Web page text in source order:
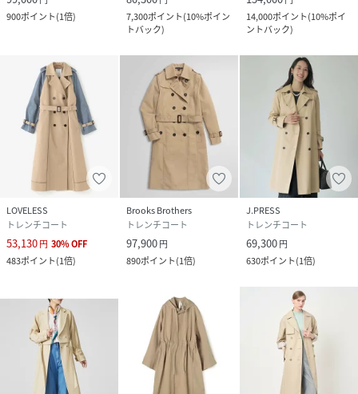
※その他の予約商品、通常商品との同時決済はできません。
※入荷状況により、お届け予定が前後する場合があります。
※追加生産商品は、一部の店舗、通販で販売中の場合がござ
います。予めご了承下さい。
※商品を使用前に、タグ等に記載されている「取り扱い上の
注意書き」
「洗濯表示」を必ずご確認ください。
※商品に不良が無い場合、包装紙および箱の彼損がございま
しても発送いたします。
あらかじめご了承ください。
性別タイプ レディース
素材 表地 コットン100% 裏地 キュプラ100%
サイズ
クリーニング ドライクリーニング
900ポイント(1倍)
7,300ポイント(10%ポイン
トバック)
14,000ポイント(10%ポイ
ントバック)
LOVELESS
トレンチコート
53,130円 30%OFF
483ポイント(1倍)
Brooks Brothers
トレンチコート
97,900円
890ポイント(1倍)
J.PRESS
トレンチコート
69,300円
630ポイント(1倍)